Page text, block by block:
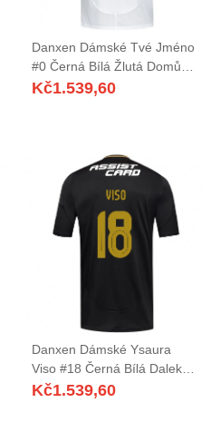
Danxen Dámské Tvé Jméno
#0 Černá Bílá Žlutá Domů
Hráčské Dresy 2025/26 Dres
Kč1.539,60
Danxen Dámské Ysaura
Viso #18 Černá Bílá Daleko
Hráčské Dresy 2025/26 Dres
Kč1.539,60